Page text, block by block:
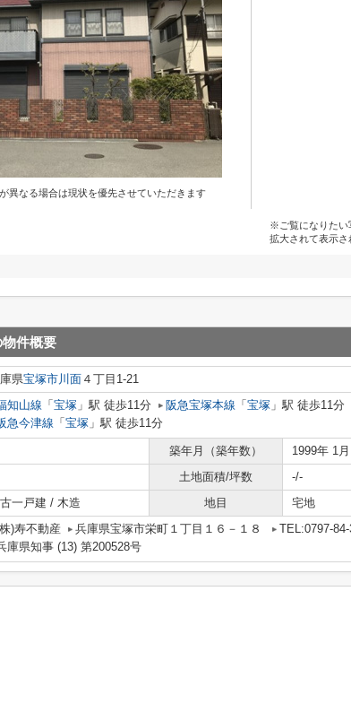
異なる場合は現状を優先させていただきます
※ご覧になりたい
拡大されて表示さ
物件概要
県宝塚市川面 ４丁目1-21
知山線 「 宝塚 」駅 徒歩11分 阪急宝塚本線 「 宝塚 」駅 徒歩11分
急今津線 「 宝塚 」駅 徒歩11分
築年月（築年数）
1999年 1
土地面積/坪数
-/-
一戸建 / 木造 地目 宅地
)寿不動産 兵庫県宝塚市栄町１丁目１６－１８
TEL:0797-
庫県知事 (13) 第200528号